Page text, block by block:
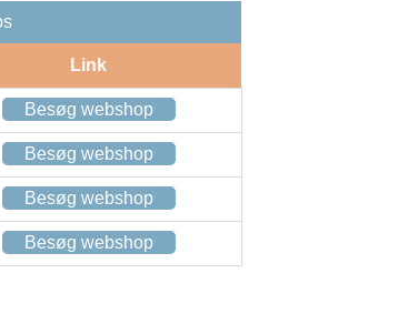
Link
Besøg webshop
Besøg webshop
Besøg webshop
Besøg webshop